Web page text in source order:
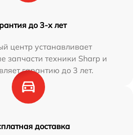
до 3-х лет
центр устанавливает
запчасти техники Sharp и
гарантию до 3 лет.
доставка